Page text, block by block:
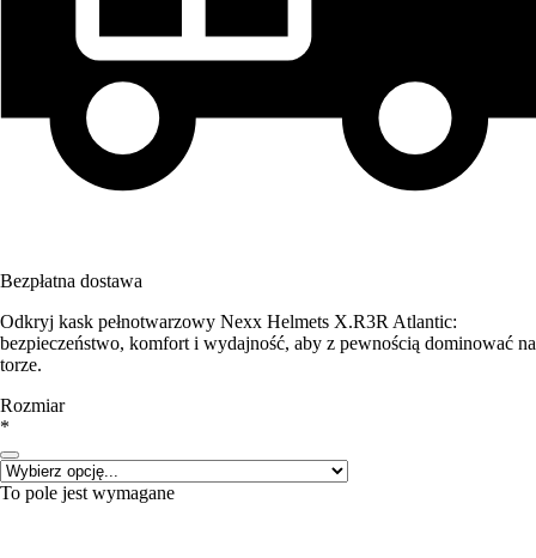
Bezpłatna dostawa
Odkryj kask pełnotwarzowy Nexx Helmets X.R3R Atlantic:
bezpieczeństwo, komfort i wydajność, aby z pewnością dominować na
torze.
Rozmiar
*
To pole jest wymagane